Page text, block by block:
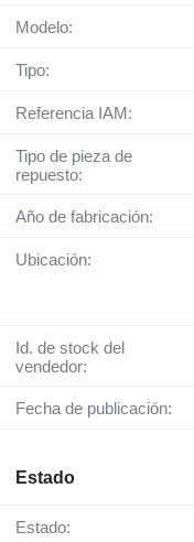
Modelo:
Tipo:
Referencia IAM:
Tipo de pieza de
repuesto:
Año de fabricación:
Ubicación:
Id. de stock del
vendedor:
Fecha de publicación:
Estado
Estado: